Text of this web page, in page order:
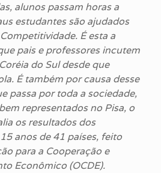
alunos passam horas a
estudantes são ajudados
É esta a
pais e professores incutem
do Sul desde que
É também por causa desse
passa por toda a sociedade,
representados no Pisa, o
os resultados dos
anos de 41 países, feito
para a Cooperação e
Econômico (OCDE).